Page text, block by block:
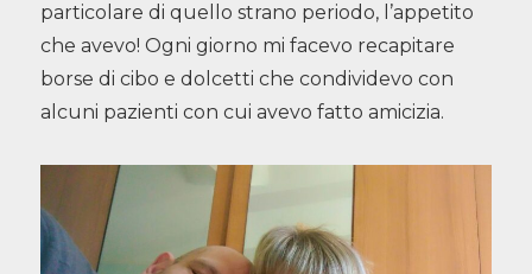
particolare di quello strano periodo, l’appetito
che avevo! Ogni giorno mi facevo recapitare
borse di cibo e dolcetti che condividevo con
alcuni pazienti con cui avevo fatto amicizia.